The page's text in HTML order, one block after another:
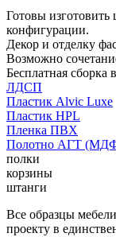
Готовы
конфигурации.
Декор и отделку
Возможно
Бесплатная сборка
ЛДСП
Пластик Alvic Luxe
Пластик HPL
Пленка ПВХ
Полотно АГТ
полки
корзины
штанги
Все образцы
проекту в